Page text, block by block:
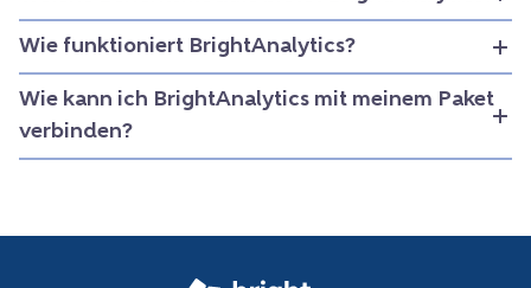
Wie funktioniert BrightAnalytics?
Wie kann ich BrightAnalytics mit meinem Paket
verbinden?